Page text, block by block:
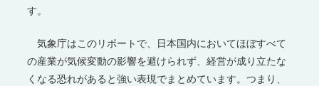
す。
気象庁はこのリポートで、日本国内においてほぼすべて
の産業が気候変動の影響を避けられず、経営が成り立たな
くなる恐れがあると強い表現でまとめています。つまり、